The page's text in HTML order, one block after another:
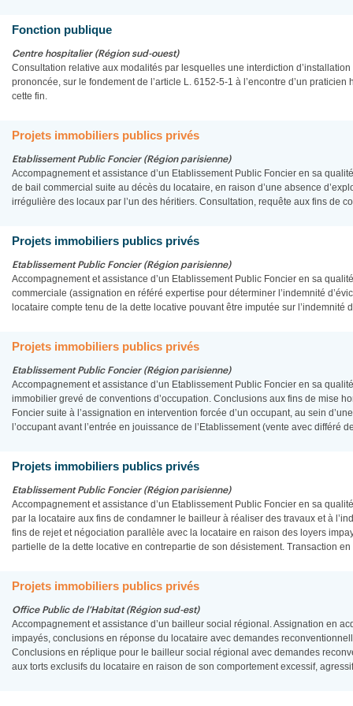
Fonction publique
Centre hospitalier (Région sud-ouest)
Consultation relative aux modalités par lesquelles une interdiction
prononcée, sur le fondement de l’article L. 6152-5-1 à l’encontre d’un
cette fin.
Projets immobiliers publics privés
Etablissement Public Foncier (Région parisienne)
Accompagnement et assistance d’un Etablissement Public Foncier en sa
de bail commercial suite au décès du locataire, en raison d’une absence
irrégulière des locaux par l’un des héritiers. Consultation, requête aux fins de
Projets immobiliers publics privés
Etablissement Public Foncier (Région parisienne)
Accompagnement et assistance d’un Etablissement Public Foncier en sa
commerciale (assignation en référé expertise pour déterminer l’indemnité
locataire compte tenu de la dette locative pouvant être imputée sur l’indemnité
Projets immobiliers publics privés
Etablissement Public Foncier (Région parisienne)
Accompagnement et assistance d’un Etablissement Public Foncier en sa
immobilier grevé de conventions d’occupation. Conclusions aux fins de mise
Foncier suite à l’assignation en intervention forcée d’un occupant, au sein
l’occupant avant l’entrée en jouissance de l’Etablissement (vente avec différé
Projets immobiliers publics privés
Etablissement Public Foncier (Région parisienne)
Accompagnement et assistance d’un Etablissement Public Foncier en sa
par la locataire aux fins de condamner le bailleur à réaliser des travaux et à
fins de rejet et négociation parallèle avec la locataire en raison des loyers
partielle de la dette locative en contrepartie de son désistement. Transaction en
Projets immobiliers publics privés
Office Public de l’Habitat (Région sud-est)
Accompagnement et assistance d’un bailleur social régional. Assignation en
impayés, conclusions en réponse du locataire avec demandes
Conclusions en réplique pour le bailleur social régional avec demandes
aux torts exclusifs du locataire en raison de son comportement excessif,